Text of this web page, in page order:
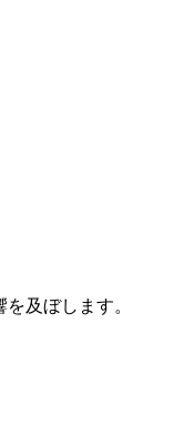
及ぼします。